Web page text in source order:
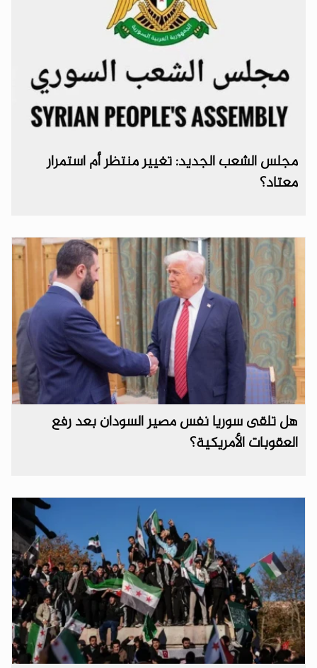
مجلس الشعب الجديد: تغيير منتظر أم استمرار
معتاد؟
هل تلقى سوريا نفس مصير السودان بعد رفع
العقوبات الأمريكية؟